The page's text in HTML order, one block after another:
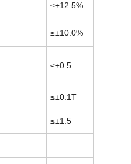
≤±12.5%
≤±10.0%
≤±0.5
≤±0.1T
≤±1.5
–